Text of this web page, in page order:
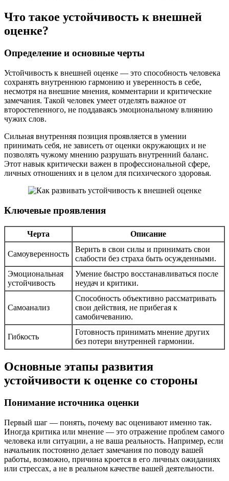
Что такое устойчивость к внешней
оценке?
Определение и основные черты
Устойчивость к внешней оценке — это способность человека
сохранять внутреннюю гармонию и уверенность в себе,
несмотря на внешние мнения, комментарии и критические
замечания. Такой человек умеет отделять важное от
второстепенного, не поддаваясь эмоциональному влиянию
чужих слов.
Сильная внутренняя позиция проявляется в умении
принимать себя, не зависеть от оценки окружающих и не
позволять чужому мнению разрушать внутренний баланс.
Этот навык критически важен в профессиональной сфере,
личных отношениях и в целом для психического здоровья.
Ключевые проявления
Черта Описание
Самоуверенность
Верить в свои силы и принимать свои
слабости без страха быть осужденными.
Эмоциональная
устойчивость
Умение быстро восстанавливаться после
неудач и критики.
Самоанализ
Способность объективно рассматривать
свои действия, не прибегая к
самобичеванию.
Гибкость
Готовность принимать мнение других
без потери внутренней гармонии.
Основные этапы развития
устойчивости к оценке со стороны
Понимание источника оценки
Первый шаг — понять, почему вас оценивают именно так.
Иногда критика или мнение — это отражение проблем самого
человека или ситуации, а не ваша реальность. Например, если
начальник постоянно делает замечания по поводу вашей
работы, возможно, причина кроется в его личных ожиданиях
или стрессах, а не в реальном качестве вашей деятельности.